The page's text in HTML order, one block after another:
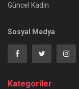
Güncel Kadın
Sosyal Medya
Kategoriler